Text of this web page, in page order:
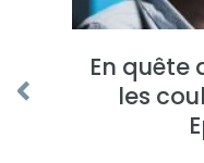
En quête
les